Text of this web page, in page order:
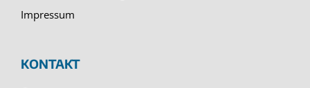
Impressum
KONTAKT